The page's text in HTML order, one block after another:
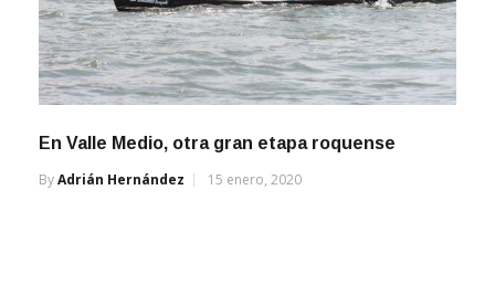
En Valle Medio, otra gran etapa roquense
ByAdrián Hernández 15 enero, 2020